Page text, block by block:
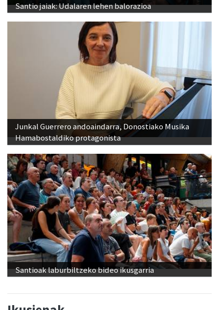
Santio jaiak: Udalaren lehen balorazioa
Junkal Guerrero andoaindarra, Donostiako Musika
Hamabostaldiko protagonista
Santioak laburbiltzeko bideo ikusgarria